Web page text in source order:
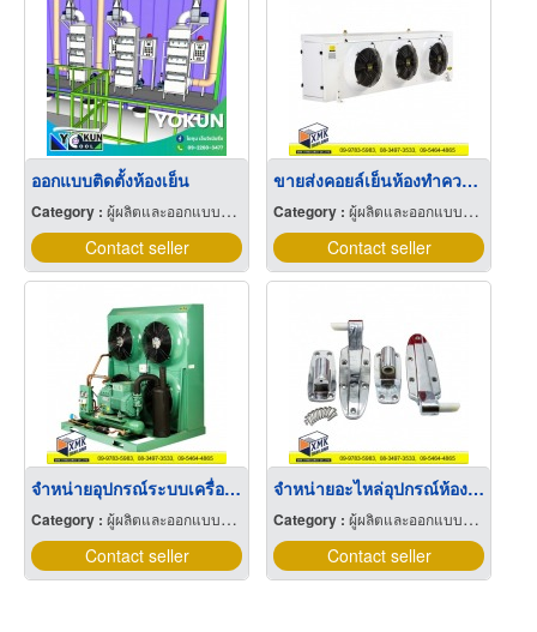
ออกแบบติดตั้งห้องเย็น
Category : ผู้ผลิตและออกแบบติดตั้งห้องเย็น
Contact seller
ขายส่งคอยล์เย็นห้องทำความเย็น
Category :ผู้ผลิตและออกแบบติดตั้งห้องเย็น
Contact seller
จำหน่ายอุปกรณ์ระบบเครื่องทำความเย็น
Category : ผู้ผลิตและออกแบบติดตั้งห้องเย็น
Contact seller
จำหน่ายอะไหล่อุปกรณ์ห้องเย็น
Category :ผู้ผลิตและออกแบบติดตั้งห้องเย็น
Contact seller